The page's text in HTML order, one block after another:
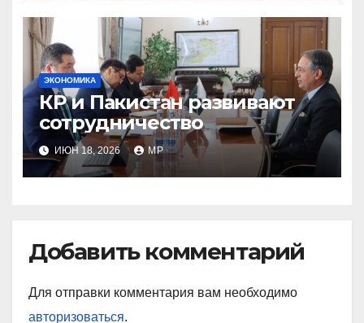
ЭКОНОМИКА
КР и Пакистан развивают
сотрудничество
ИЮН 18, 2026 MP
Добавить комментарий
Для отправки комментария вам необходимо
авторизоваться.